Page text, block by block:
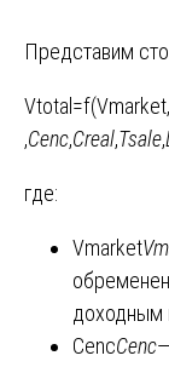
Представим
,Cenc​,Creal​,Tsale​,L
где:
VmarketV
доходным
CencCenc